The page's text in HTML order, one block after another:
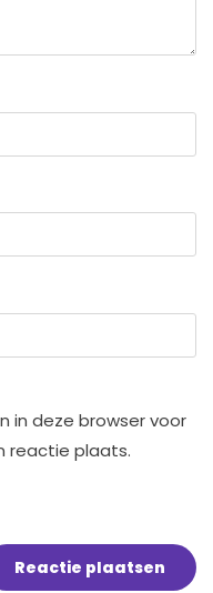
in deze browser voor
reactie plaats.